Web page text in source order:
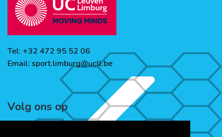
Tel: +32 472 95 52 06
Email: sport.limburg@ucll.be
Volg ons op